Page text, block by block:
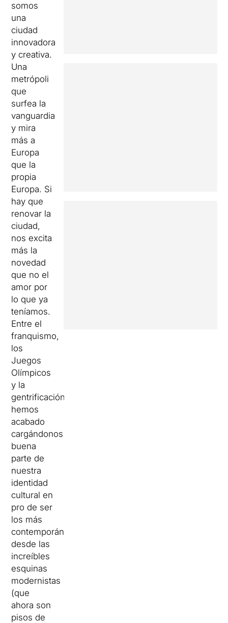
somos
una
ciudad
innovadora
y creativa.
Una
metrópoli
que
surfea la
vanguardia
y mira
más a
Europa
que la
propia
Europa. Si
hay que
renovar la
ciudad,
nos excita
más la
novedad
que no el
amor por
lo que ya
teníamos.
Entre el
franquismo,
los
Juegos
Olímpicos
y la
gentrificación,
hemos
acabado
cargándonos
buena
parte de
nuestra
identidad
cultural en
pro de ser
los más
contemporáneos:
desde las
increíbles
esquinas
modernistas
(que
ahora son
pisos de